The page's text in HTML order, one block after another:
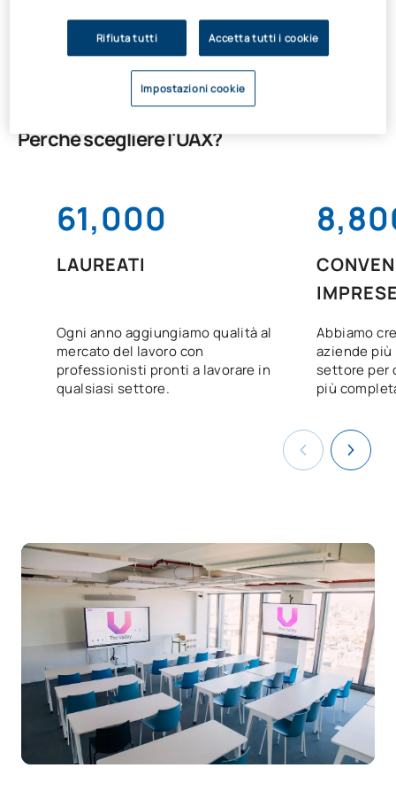
Prezzo:
Perché scegliere l'UAX?
61,000
LAUREATI
Ogni anno aggiungiamo qualità al
mercato del lavoro con
professionisti pronti a lavorare in
qualsiasi settore.
Abbiamo
aziende
settore per
più
Rifiuta tutti Accetta tutti i cookie
Impostazioni cookie